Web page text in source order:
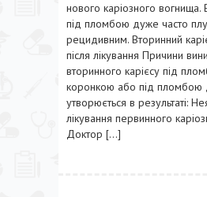
нового каріозного вогнища.
під пломбою дуже часто
рецидивним. Вторинний
після лікування Причини
вторинного карієсу під
коронкою або під пломбою
утворюється в результаті:
лікування первинного
Доктор […]